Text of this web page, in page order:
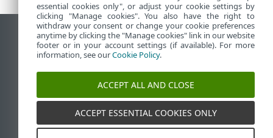
데스크톱 사이트 보기
End of Life
ESET 지식 베이스
ESET Status Portal
국가별 지원
essential cookies only", or adjust your cookie settings by
clicking "Manage cookies". You also have the right to
withdraw your consent or change your cookie preferences
anytime by clicking the "Manage cookies" link in our website
footer or in your account settings (if available). For more
information, see ourCookie Policy.
ACCEPT ALL AND CLOSE
ACCEPT ESSENTIAL COOKIES ONLY